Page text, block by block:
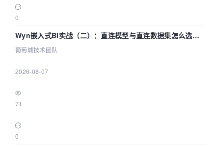
0
Wyn嵌入式BI实战（二）：直连模型与直连数据集怎么选，
参数为什么不生效？| 葡萄城技术团队
葡萄城技术团队
2026-08-07
71
0